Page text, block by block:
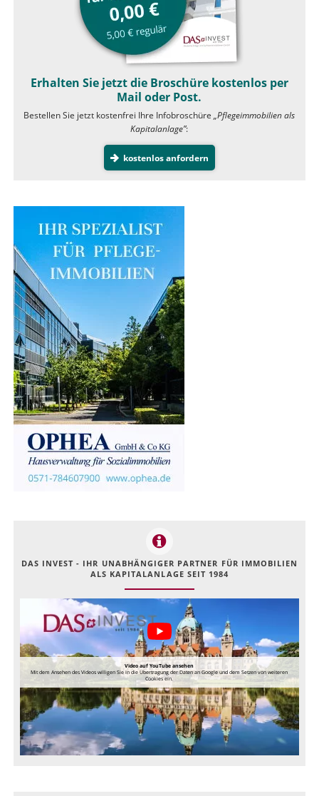
Erhalten Sie jetzt die Broschüre kostenlos per
Mail oder Post.
Bestellen Sie jetzt kostenfrei Ihre Infobroschüre„Pflegeimmobilien als
Kapitalanlage”:
kostenlos anfordern
DAS INVEST - IHR UNABHÄNGIGER PARTNER FÜR IMMOBILIEN
ALS KAPITALANLAGE SEIT 1984
Video auf YouTube ansehen
Mit dem Ansehen des Videos willigen Sie in die Übertragung der Daten an Google und dem Setzen von weiteren
Cookies ein.